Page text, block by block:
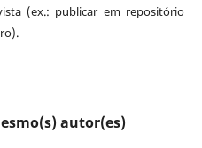
(ex.: publicar em repositório
autor(es)